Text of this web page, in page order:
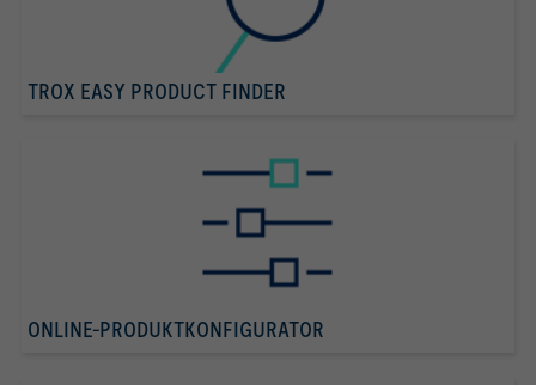
TROX EASY PRODUCT FINDER
ONLINE-PRODUKTKONFIGURATOR